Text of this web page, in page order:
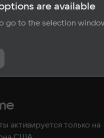
News Requirements
активируется только на
are available
go to the selection